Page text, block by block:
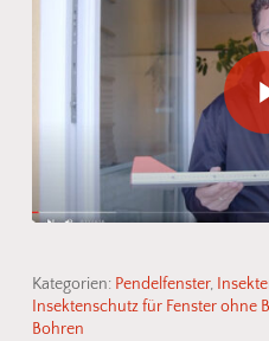
Play
Kategorien: Pendelfenster,
Insektenschutz für Fenster ohne
Bohren